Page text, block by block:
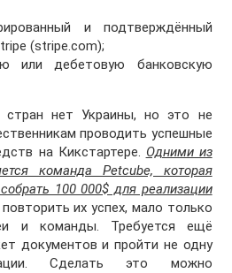
и подтверждённый
(stripe.com);
или дебетовую банковскую
стран нет Украины, но это не
проводить успешные
на Кикстартере. Одними из
команда Petcube, которая
100 000$ для реализации
их успех, мало только
и команды. Требуется ещё
документов и пройти не одну
Сделать это можно